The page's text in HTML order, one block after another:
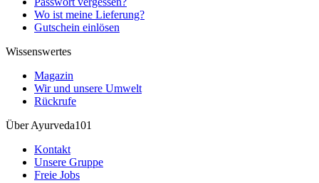
Wo ist meine Lieferung?
Gutschein einlösen
Wissenswertes
Magazin
Wir und unsere Umwelt
Rückrufe
Über Ayurveda101
Kontakt
Unsere Gruppe
Freie Jobs